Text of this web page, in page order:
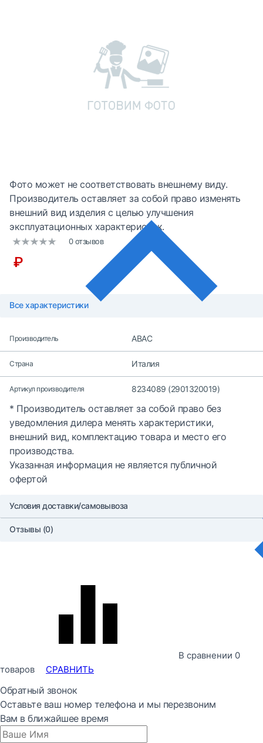
Фото может не соответствовать внешнему виду.
Производитель оставляет за собой право изменять
внешний вид изделия с целью улучшения
эксплуатационных характеристик.
0 отзывов
₽
Все характеристики
Производитель ABAC
Страна Италия
Артикул производителя 8234089 (2901320019)
* Производитель оставляет за собой право без
уведомления дилера менять характеристики,
внешний вид, комплектацию товара и место его
производства.
Указанная информация не является публичной
офертой
Условия доставки/самовывоза
Отзывы (0)
В сравнении 0
товаров
СРАВНИТЬ
Обратный звонок
Оставьте ваш номер телефона и мы перезвоним
Вам в ближайшее время